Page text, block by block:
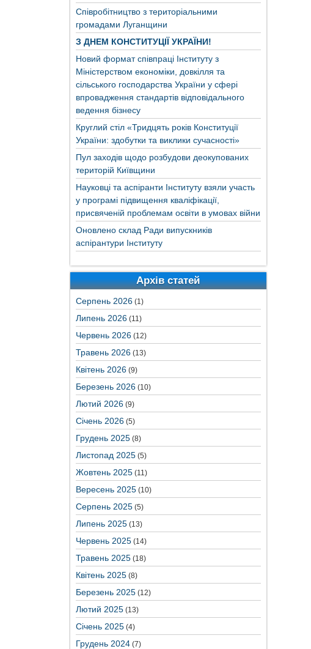
Співробітництво з територіальними
громадами Луганщини
З ДНЕМ КОНСТИТУЦІЇ УКРАЇНИ!
Новий формат співпраці Інституту з
Міністерством економіки, довкілля та
сільського господарства України у сфері
впровадження стандартів відповідального
ведення бізнесу
Круглий стіл «Тридцять років Конституції
України: здобутки та виклики сучасності»
Пул заходів щодо розбудови деокупованих
територій Київщини
Науковці та аспіранти Інституту взяли участь
у програмі підвищення кваліфікації,
присвяченій проблемам освіти в умовах війни
Оновлено склад Ради випускників
аспірантури Інституту
Архів статей
Серпень 2026(1)
Липень 2026(11)
Червень 2026(12)
Травень 2026(13)
Квітень 2026(9)
Березень 2026(10)
Лютий 2026(9)
Січень 2026(5)
Грудень 2025(8)
Листопад 2025(5)
Жовтень 2025(11)
Вересень 2025(10)
Серпень 2025(5)
Липень 2025(13)
Червень 2025(14)
Травень 2025(18)
Квітень 2025(8)
Березень 2025(12)
Лютий 2025(13)
Січень 2025(4)
Грудень 2024(7)